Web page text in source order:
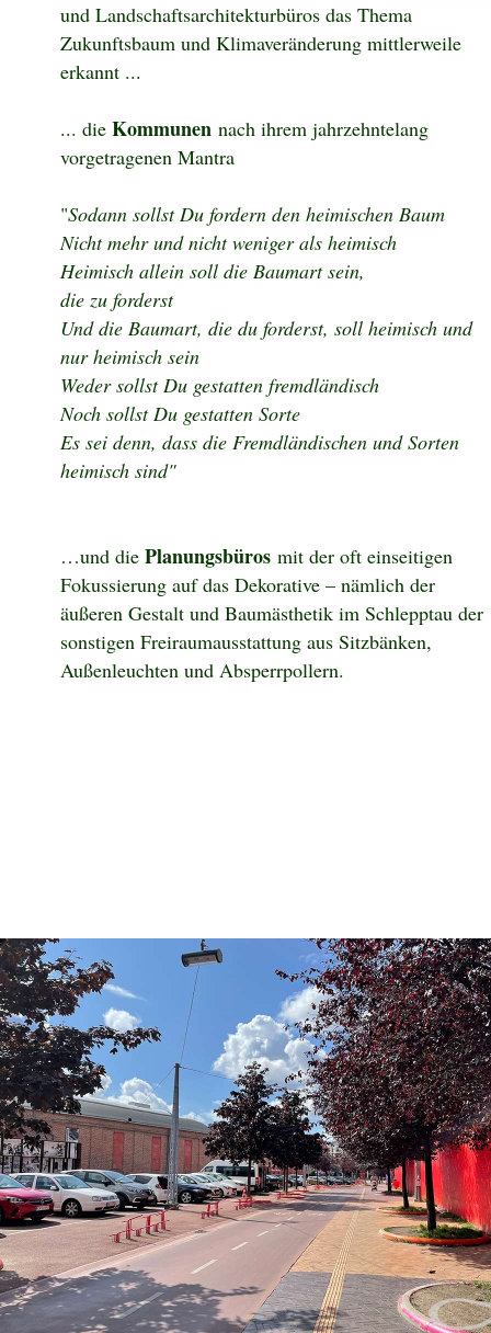
und Landschaftsarchitekturbüros das Thema
Zukunftsbaum und Klimaveränderung mittlerweile
erkannt ...
... die Kommunen nach ihrem jahrzehntelang
vorgetragenen Mantra
"Sodann sollst Du fordern den heimischen Baum
Nicht mehr und nicht weniger als heimisch
Heimisch allein soll die Baumart sein,
die zu forderst
Und die Baumart, die du forderst, soll heimisch und
nur heimisch sein
Weder sollst Du gestatten fremdländisch
Noch sollst Du gestatten Sorte
Es sei denn, dass die Fremdländischen und Sorten
heimisch sind"
…und die Planungsbüros mit der oft einseitigen
Fokussierung auf das Dekorative – nämlich der
äußeren Gestalt und Baumästhetik im Schlepptau der
sonstigen Freiraumausstattung aus Sitzbänken,
Außenleuchten und Absperrpollern.